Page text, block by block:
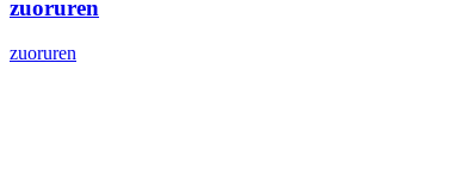
zuoruren
zuoruren